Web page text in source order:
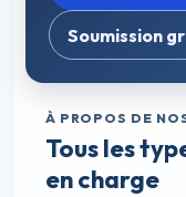
Soumission
À PROPOS DE
Tous les
en charge